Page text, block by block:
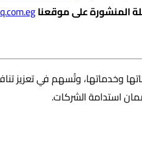
المنشورة على موقعنا
وتُسهم في تعزيز
استدامة الشركات.